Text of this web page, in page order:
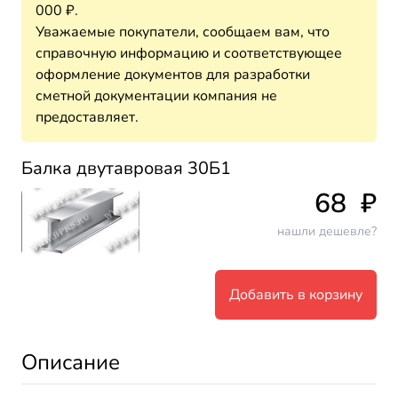
000 ₽.
Уважаемые покупатели, сообщаем вам, что
справочную информацию и соответствующее
оформление документов для разработки
сметной документации компания не
предоставляет.
Балка двутавровая 30Б1
68 ₽
нашли дешевле?
Добавить в корзину
Описание